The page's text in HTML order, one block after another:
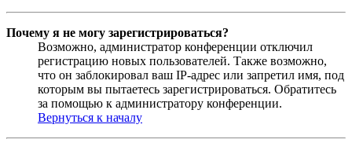
Почему я не могу зарегистрироваться?
Возможно, администратор конференции отключил
регистрацию новых пользователей. Также возможно,
что он заблокировал ваш IP-адрес или запретил имя, под
которым вы пытаетесь зарегистрироваться. Обратитесь
за помощью к администратору конференции.
Вернуться к началу